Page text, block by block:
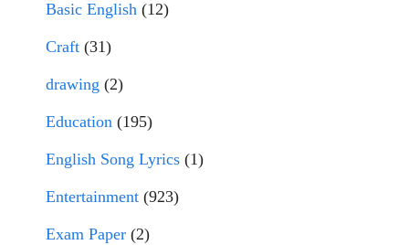
Basic English (12)
Craft (31)
drawing (2)
Education (195)
English Song Lyrics (1)
Entertainment (923)
Exam Paper (2)